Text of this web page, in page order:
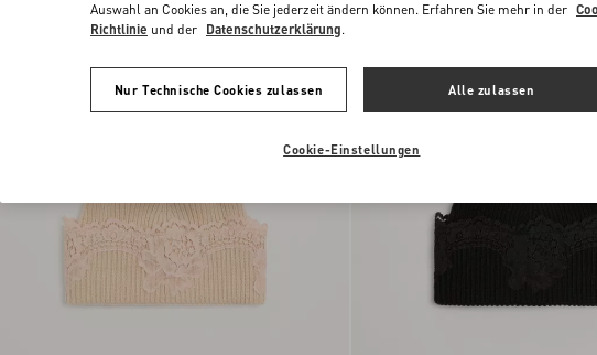
Auswahl an Cookies an, die Sie jederzeit ändern können. Erfahren Sie mehr in der
Richtlinie und der Datenschutzerklärung.
Nur Technische Cookies zulassen Alle zulassen
Cookie-Einstellungen